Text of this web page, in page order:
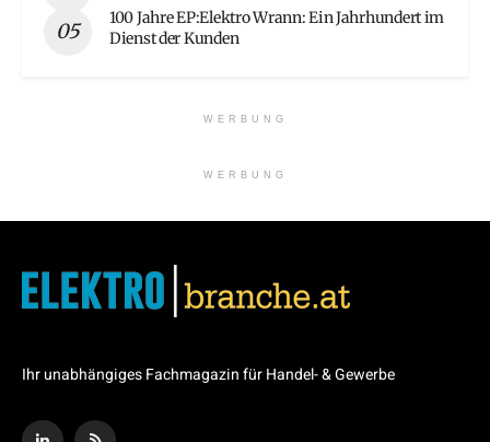
100 Jahre EP:Elektro Wrann: Ein Jahrhundert im
Dienst der Kunden
WERBUNG
WERBUNG
Ihr unabhängiges Fachmagazin für Handel- & Gewerbe